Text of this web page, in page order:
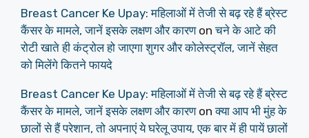
Breast Cancer Ke Upay: महिलाओं में तेजी से बढ़ रहे हैं ब्रेस्ट
कैंसर के मामले, जानें इसके लक्षण और कारणonचने के आटे की
रोटी खाते ही कंट्रोल हो जाएगा शुगर और कोलेस्ट्रॉल, जानें सेहत
को मिलेंगे कितने फायदे
Breast Cancer Ke Upay: महिलाओं में तेजी से बढ़ रहे हैं ब्रेस्ट
कैंसर के मामले, जानें इसके लक्षण और कारणonक्या आप भी मुंह के
छालों से हैं परेशान, तो अपनाएं ये घरेलू उपाय, एक बार में ही पायें छालों